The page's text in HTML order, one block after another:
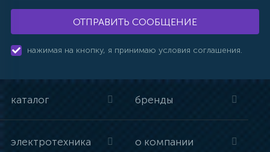
ОТПРАВИТЬ СООБЩЕНИЕ
нажимая на кнопку, я принимаю условия соглашения.
каталог бренды
электротехника о компании